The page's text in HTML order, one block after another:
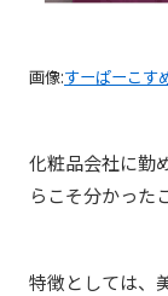
画像:すーぱーこす
化粧品会社に勤
らこそ分かった
特徴としては、